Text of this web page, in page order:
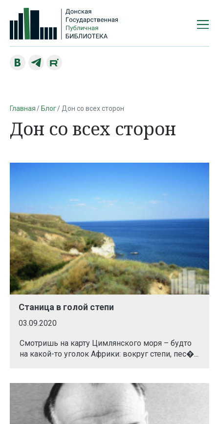
Главная Блог Дон со всех сторон
Дон со всех сторон
Станица в голой степи
03.09.2020
Смотришь на карту Цимлянского моря – будто
на какой-то уголок Африки: вокруг степи, пес�...